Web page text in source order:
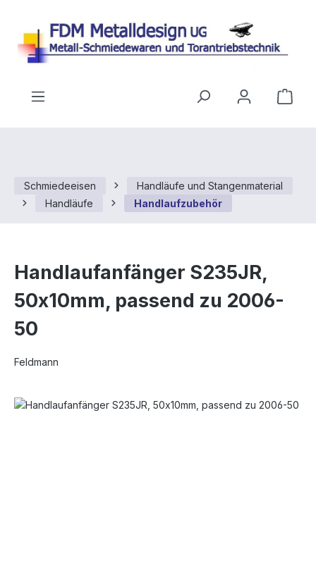
Schmiedeeisen
Handläufe und Stangenmaterial
Handläufe
Handlaufzubehör
Handlaufanfänger S235JR,
50x10mm, passend zu 2006-
50
Feldmann
Bildergalerie überspringen